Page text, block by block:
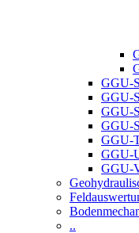
GGU-
GGU-
GGU-
GGU-
GGU-
GGU-
GGU-
..